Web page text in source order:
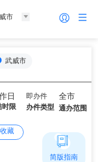
市
武威市
日
时限
即办件
办件类型
全市
通办范围
收藏
简版指南